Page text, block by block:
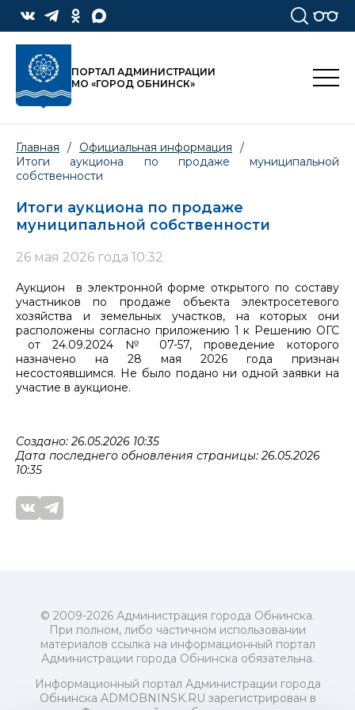
ПОРТАЛ АДМИНИСТРАЦИИ
МО «ГОРОД ОБНИНСК»
Главная / Официальная информация
/
Итоги аукциона по продаже муниципальной
собственности
Итоги аукциона по продаже
муниципальной собственности
26 мая 2026 года 10:32
Аукцион в электронной форме открытого по составу
участников по продаже объекта электросетевого
хозяйства и земельных участков, на которых они
расположены согласно приложению 1 к Решению ОГС
от 24.09.2024 № 07-57, проведение которого
назначено на 28 мая 2026 года признан
несостоявшимся. Не было подано ни одной заявки на
участие в аукционе.
Создано: 26.05.2026 10:35
Дата последнего обновления страницы: 26.05.2026
10:35
© 2009-2026 Администрация города Обнинска.
При полном, либо частичном использовании
материалов ссылка на информационный портал
Администрации города Обнинска обязательна.
Информационный портал Администрации города
Обнинска ADMOBNINSK.RU зарегистрирован в